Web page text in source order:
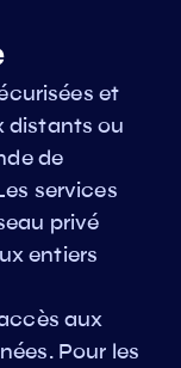
et
distants ou
de
services
privé
entiers
aux
Pour les